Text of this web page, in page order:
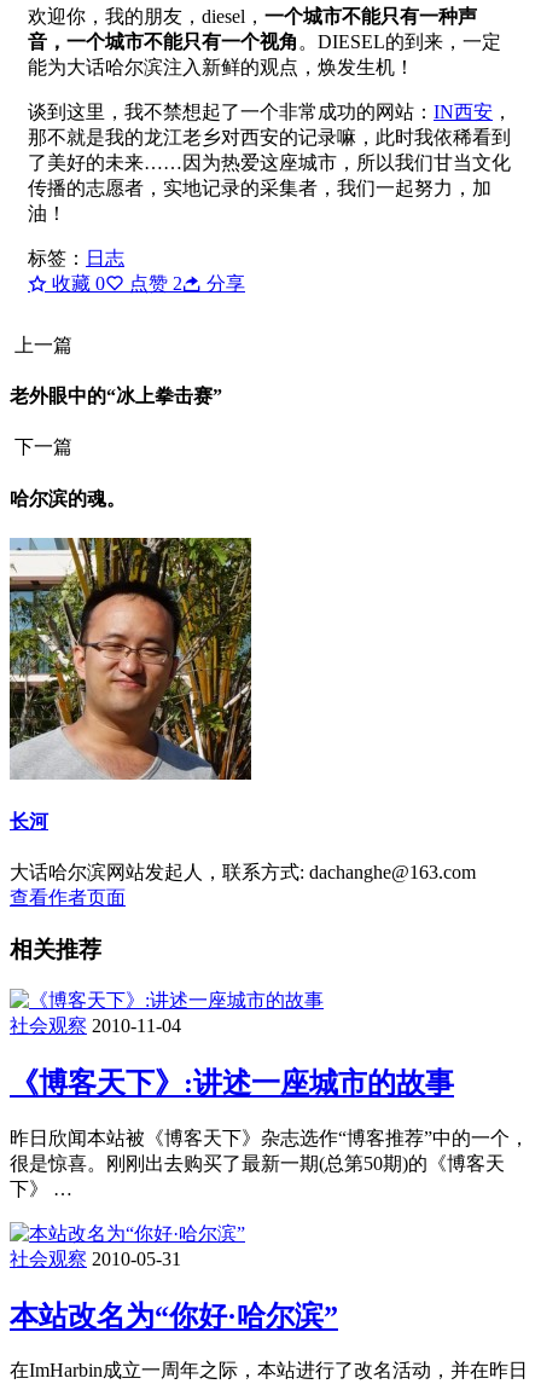
欢迎你，我的朋友，diesel， 一个城市不能只有一种声
音，一个城市不能只有一个视角 。DIESEL的到来，一定
能为大话哈尔滨注入新鲜的观点，焕发生机！
谈到这里，我不禁想起了一个非常成功的网站： IN西安 ，
那不就是我的龙江老乡对西安的记录嘛，此时我依稀看到
了美好的未来……因为热爱这座城市，所以我们甘当文化
传播的志愿者，实地记录的采集者，我们一起努力，加
油！
标签： 日志
收藏 0 点赞 2 分享
上一篇
老外眼中的“冰上拳击赛”
下一篇
哈尔滨的魂。
长河
大话哈尔滨网站发起人，联系方式: dachanghe@163.com
查看作者页面
相关推荐
社会观察 2010-11-04
《博客天下》:讲述一座城市的故事
昨日欣闻本站被《博客天下》杂志选作“博客推荐”中的一个，
很是惊喜。刚刚出去购买了最新一期(总第50期)的《博客天
下》 …
社会观察 2010-05-31
本站改名为“你好·哈尔滨”
在ImHarbin成立一周年之际，本站进行了改名活动，并在昨日